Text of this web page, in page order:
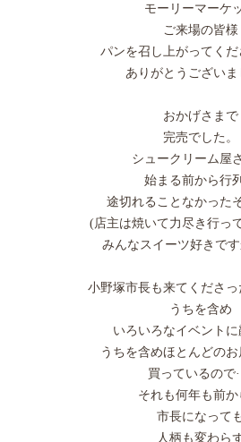
モーリーマーケ
ご来場の皆様
パンを召し上がってく
ありがとうございま
おかげさまで
完売でした。
シュークリーム屋
始まる前から行
途切れることなかった
(店主は焼いて力尽き行っ
みんなスイーツ好きです
小野塚市長も来てくださっ
うちを含め
いろいろなイベントに
うちを含めほとんどの
買っているので
それも何年も前か
市長になって
人柄も変わら